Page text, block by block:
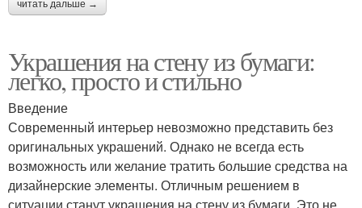
читать дальше →
Украшения на стену из бумаги:
легко, просто и стильно
Введение
Современный интерьер невозможно представить без
оригинальных украшений. Однако не всегда есть
возможность или желание тратить большие средства на
дизайнерские элементы. Отличным решением в